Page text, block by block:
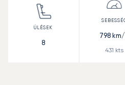
8
798
431 kts